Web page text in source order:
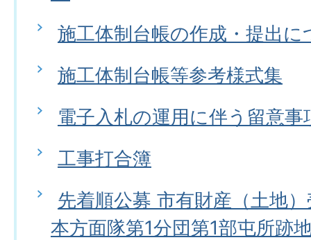
施工体制台帳の作成・提出に
施工体制台帳等参考様式集
電子入札の運用に伴う留意事
工事打合簿
先着順公募 市有財産（土地
本方面隊第1分団第1部屯所跡